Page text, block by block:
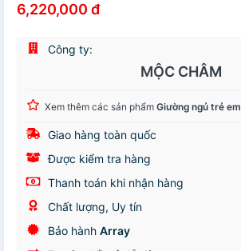
6,220,000 đ
Công ty:
MỘC CHÂM
Xem thêm các sản phẩm Giường ngủ trẻ em
Giao hàng toàn quốc
Được kiểm tra hàng
Thanh toán khi nhận hàng
Chất lượng, Uy tín
Bảo hành Array